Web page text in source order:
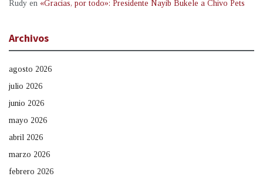
Rudy en «Gracias, por todo»: Presidente Nayib Bukele a Chivo Pets
Archivos
agosto 2026
julio 2026
junio 2026
mayo 2026
abril 2026
marzo 2026
febrero 2026